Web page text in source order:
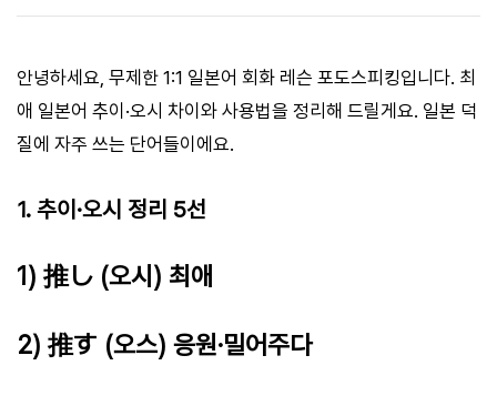
안녕하세요, 무제한 1:1 일본어 회화 레슨 포도스피킹입니다. 최
애 일본어 추이·오시 차이와 사용법을 정리해 드릴게요. 일본 덕
질에 자주 쓰는 단어들이에요.
1. 추이·오시 정리 5선
1) 推し (오시) 최애
2) 推す (오스) 응원·밀어주다